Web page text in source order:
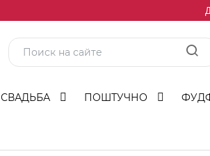
СВАДЬБА ПОШТУЧНО